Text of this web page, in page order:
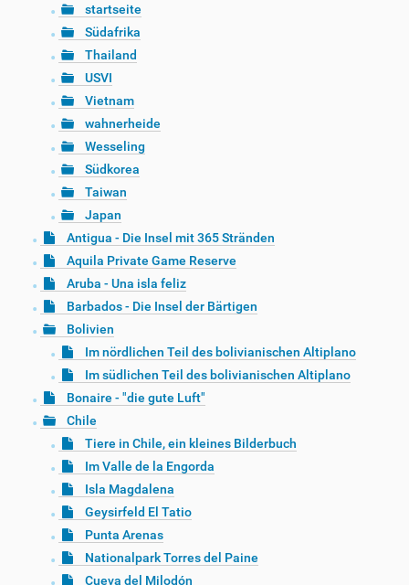
startseite
Südafrika
Thailand
USVI
Vietnam
wahnerheide
Wesseling
Südkorea
Taiwan
Japan
Antigua - Die Insel mit 365 Stränden
Aquila Private Game Reserve
Aruba - Una isla feliz
Barbados - Die Insel der Bärtigen
Bolivien
Im nördlichen Teil des bolivianischen Altiplano
Im südlichen Teil des bolivianischen Altiplano
Bonaire - "die gute Luft"
Chile
Tiere in Chile, ein kleines Bilderbuch
Im Valle de la Engorda
Isla Magdalena
Geysirfeld El Tatio
Punta Arenas
Nationalpark Torres del Paine
Cueva del Milodón